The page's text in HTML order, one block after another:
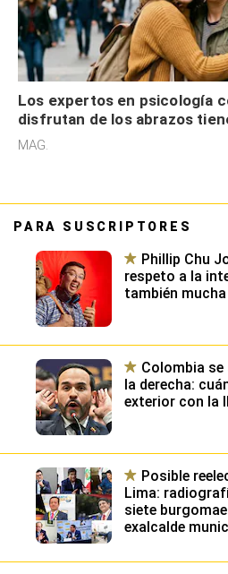
Los expertos en psicología
disfrutan de los abrazos
sensibilidad a los estímulos
MAG.
PARA SUSCRIPTORES
Phillip Chu
respeto a la
también
Colombia
la derecha:
exterior con la
Posible
Lima:
siete
exalcalde